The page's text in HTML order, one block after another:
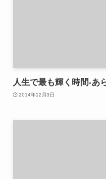
人生で最も輝く時間-あ
2014年12月3日